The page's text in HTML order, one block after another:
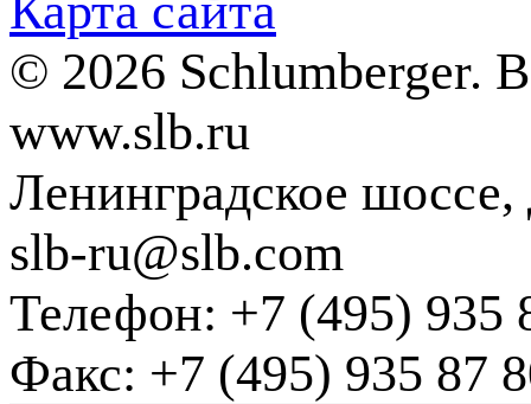
© 2026 Schlumberger.
www.slb.ru
Ленинградское
slb-ru@slb.com
Телефон: +7 (495) 935
Факс: +7 (495) 935 87